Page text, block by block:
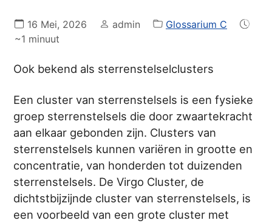
16 Mei, 2026 admin
Glossarium C
~1 minuut
Ook bekend als sterrenstelselclusters
Een cluster van sterrenstelsels is een fysieke
groep sterrenstelsels die door zwaartekracht
aan elkaar gebonden zijn. Clusters van
sterrenstelsels kunnen variëren in grootte en
concentratie, van honderden tot duizenden
sterrenstelsels. De Virgo Cluster, de
dichtstbijzijnde cluster van sterrenstelsels, is
een voorbeeld van een grote cluster met